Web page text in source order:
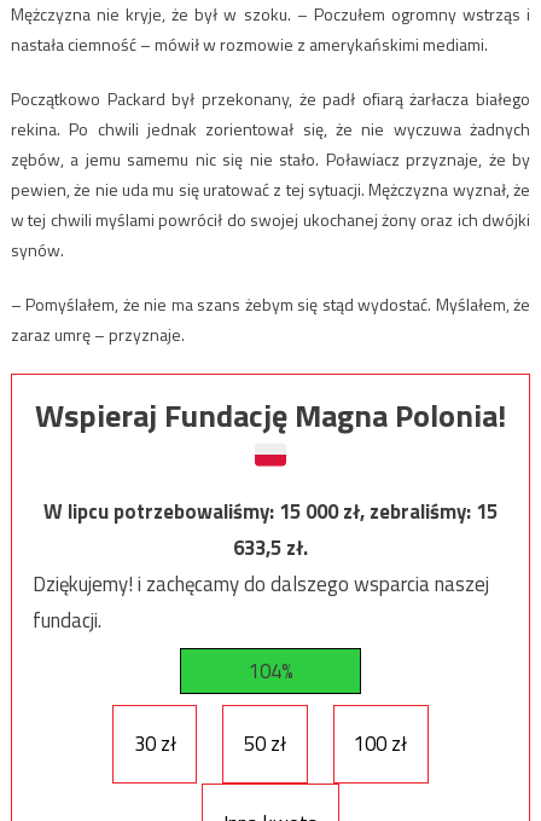
Mężczyzna nie kryje, że był w szoku. – Poczułem ogromny wstrząs i
nastała ciemność – mówił w rozmowie z amerykańskimi mediami.
Początkowo Packard był przekonany, że padł ofiarą żarłacza białego
rekina. Po chwili jednak zorientował się, że nie wyczuwa żadnych
zębów, a jemu samemu nic się nie stało. Poławiacz przyznaje, że by
pewien, że nie uda mu się uratować z tej sytuacji. Mężczyzna wyznał, że
w tej chwili myślami powrócił do swojej ukochanej żony oraz ich dwójki
synów.
– Pomyślałem, że nie ma szans żebym się stąd wydostać. Myślałem, że
zaraz umrę – przyznaje.
Wspieraj Fundację Magna Polonia!
W lipcu potrzebowaliśmy:15 000zł, zebraliśmy:15
633,5zł.
Dziękujemy! i zachęcamy do dalszego wsparcia naszej
fundacji.
104%
30 zł 50 zł 100 zł